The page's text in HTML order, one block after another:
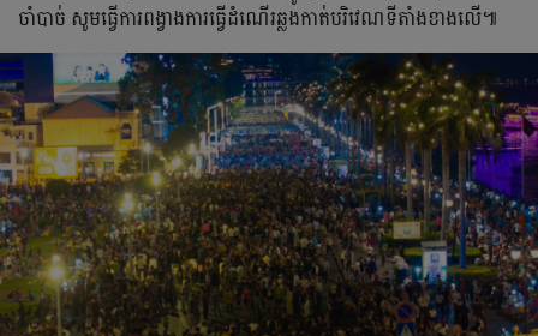
ចាំបាច់ សូមធ្វើការពង្វាងការធ្វើដំណើរឆ្លងកាត់បរិវេណទីតាំងខាងលើ៕